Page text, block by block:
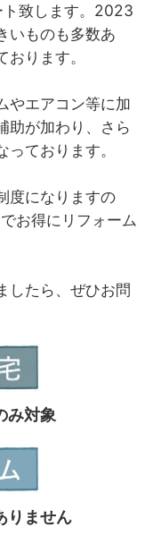
ト致します。2023
いものも多数あ
ります。
やエアコン等に加
助が加わり、さら
ております。
度になりますの
お得にリフォーム
したら、ぜひお問
み対象
りません